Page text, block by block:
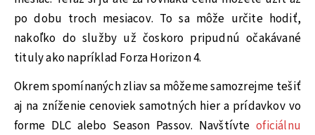
po dobu troch mesiacov. To sa môže určite hodiť,
nakoľko do služby už čoskoro pripudnú očakávané
tituly ako napríklad Forza Horizon 4.
Okrem spomínaných zliav sa môžeme samozrejme tešiť
aj na zníženie cenoviek samotných hier a prídavkov vo
forme DLC alebo Season Passov. Navštívteoficiálnu